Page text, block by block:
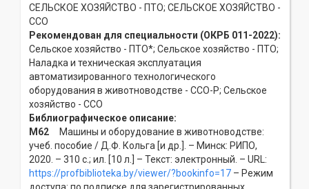
СЕЛЬСКОЕ ХОЗЯЙСТВО - ПТО; СЕЛЬСКОЕ ХОЗЯЙСТВО -
ССO
Рекомендован для специальности (ОКРБ 011-2022):
Сельское хозяйство - ПТО*; Сельское хозяйство - ПТО;
Наладка и техническая эксплуатация
автоматизированного технологического
оборудования в животноводстве - ССO-Р; Сельское
хозяйство - ССO
Библиографическое описание:
М62 Машины и оборудование в животноводстве:
учеб. пособие / Д.Ф. Кольга [и др.]. – Минск: РИПО,
2020. – 310 с.; ил. [10 л.] – Текст: электронный. – URL:
https://profbiblioteka.by/viewer/?bookinfo=17 – Режим
доступа: по подписке для зарегистрированных